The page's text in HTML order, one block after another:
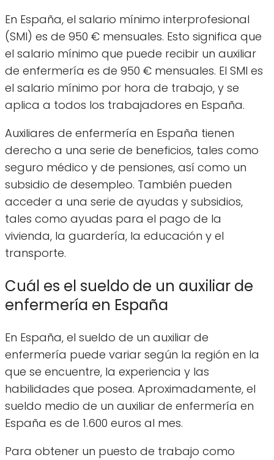
En España, el salario mínimo interprofesional
(SMI) es de 950 € mensuales. Esto significa que
el salario mínimo que puede recibir un auxiliar
de enfermería es de 950 € mensuales. El SMI es
el salario mínimo por hora de trabajo, y se
aplica a todos los trabajadores en España.
Auxiliares de enfermería en España tienen
derecho a una serie de beneficios, tales como
seguro médico y de pensiones, así como un
subsidio de desempleo. También pueden
acceder a una serie de ayudas y subsidios,
tales como ayudas para el pago de la
vivienda, la guardería, la educación y el
transporte.
Cuál es el sueldo de un auxiliar de
enfermería en España
En España, el sueldo de un auxiliar de
enfermería puede variar según la región en la
que se encuentre, la experiencia y las
habilidades que posea. Aproximadamente, el
sueldo medio de un auxiliar de enfermería en
España es de 1.600 euros al mes.
Para obtener un puesto de trabajo como